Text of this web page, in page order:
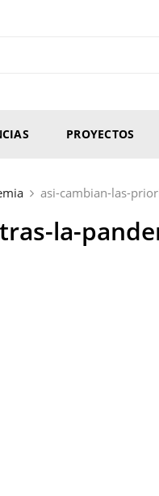
PROYECTOS
asi-cambian-las-
la-